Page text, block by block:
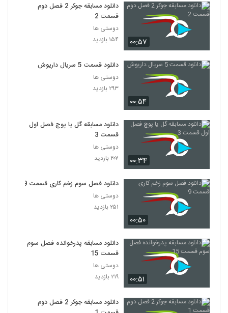
۰۰:۵۷
دانلود مسابقه جوکر 2 فصل دوم
قسمت 2
دوستی ها
۱۵۴ بازدید
۰۰:۵۴
دانلود قسمت 5 سریال داریوش
دوستی ها
۲۹۳ بازدید
۰۰:۳۴
دانلود مسابقه گل یا پوچ فصل اول
قسمت 3
دوستی ها
۲۰۷ بازدید
۰۰:۵۰
دانلود فصل سوم زخم کاری قسمت 9
دوستی ها
۲۵۱ بازدید
۰۰:۵۱
دانلود مسابقه پدرخوانده فصل سوم
قسمت 15
دوستی ها
۲۱۹ بازدید
دانلود مسابقه جوکر 2 فصل دوم